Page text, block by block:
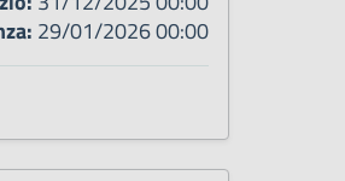
29/01/2026 00:00